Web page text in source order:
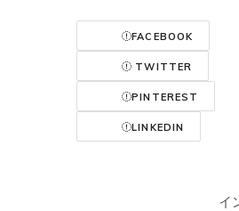
FACEBOOK
TWITTER
PINTEREST
LINKEDIN
イ